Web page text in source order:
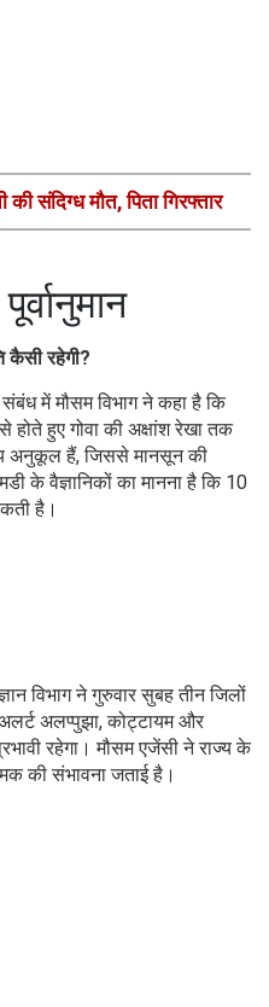
की संदिग्ध मौत, पिता गिरफ्तार
कैसी रहेगी?
में मौसम विभाग ने कहा है कि
हुए गोवा की अक्षांश रेखा तक
अनुकूल हैं, जिससे मानसून की
के वैज्ञानिकों का मानना है कि 10
है।
विभाग ने गुरुवार सुबह तीन जिलों
अलप्पुझा, कोट्टायम और
रहेगा। मौसम एजेंसी ने राज्य के
की संभावना जताई है।